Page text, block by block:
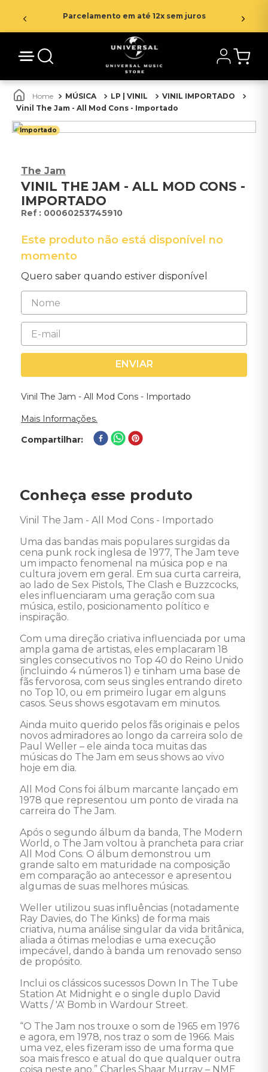
Parcelamento em até 12x sem juros
MÚSICA LP | VINIL
VINIL IMPORTADO
Vinil The Jam - All Mod Cons - Importado
Importado
The Jam
VINIL THE JAM - ALL MOD CONS -
IMPORTADO
: 00060253745910
Este produto não está disponível no
momento
Quero saber quando estiver disponível
ENVIAR
Vinil The Jam - All Mod Cons - Importado
Mais Informações.
Compartilhar
Conheça esse produto
Vinil The Jam - All Mod Cons - Importado
Uma das bandas mais populares surgidas da
cena punk rock inglesa de 1977, The Jam teve
um impacto fenomenal na música pop e na
cultura jovem em geral. Em sua curta carreira,
ao lado de Sex Pistols, The Clash e Buzzcocks,
eles influenciaram uma geração com sua
música, estilo, posicionamento político e
inspiração.
Com uma direção criativa influenciada por uma
ampla gama de artistas, eles emplacaram 18
singles consecutivos no Top 40 do Reino Unido
(incluindo 4 números 1) e tinham uma base de
fãs fervorosa, com seus singles entrando direto
no Top 10, ou em primeiro lugar em alguns
casos. Seus shows esgotavam em minutos.
Ainda muito querido pelos fãs originais e pelos
novos admiradores ao longo da carreira solo de
Paul Weller – ele ainda toca muitas das
músicas do The Jam em seus shows ao vivo
hoje em dia.
All Mod Cons foi álbum marcante lançado em
1978 que representou um ponto de virada na
carreira do The Jam.
Após o segundo álbum da banda, The Modern
World, o The Jam voltou à prancheta para criar
All Mod Cons. O álbum demonstrou um
grande salto em maturidade na composição
em comparação ao antecessor e apresentou
algumas de suas melhores músicas.
Weller utilizou suas influências (notadamente
Ray Davies, do The Kinks) de forma mais
criativa, numa análise singular da vida britânica,
aliada a ótimas melodias e uma execução
impecável, dando à banda um renovado senso
de propósito.
Inclui os clássicos sucessos Down In The Tube
Station At Midnight e o single duplo David
Watts / 'A' Bomb in Wardour Street.
“O The Jam nos trouxe o som de 1965 em 1976
e agora, em 1978, nos traz o som de 1966. Mais
uma vez, eles fizeram isso de uma forma que
soa mais fresco e atual do que qualquer outra
coisa neste ano.” Charles Shaar Murray – NME